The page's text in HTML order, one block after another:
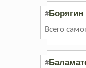
#Борягин
Всего
#